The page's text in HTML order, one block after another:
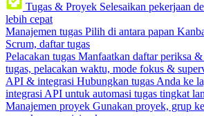
Tugas & Proyek Selesaikan pekerjaan
lebih cepat
Manajemen tugas Pilih di antara papan
Scrum, daftar tugas
Pelacakan tugas Manfaatkan daftar periksa
tugas, pelacakan waktu, mode fokus &
API & integrasi Hubungkan tugas Anda ke
integrasi API untuk automasi tugas tingkat
Manajemen proyek Gunakan proyek, grup